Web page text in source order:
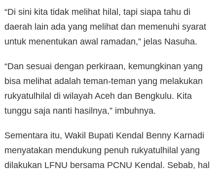
“Di sini kita tidak melihat hilal, tapi siapa tahu di
daerah lain ada yang melihat dan memenuhi syarat
untuk menentukan awal ramadan,” jelas Nasuha.
“Dan sesuai dengan perkiraan, kemungkinan yang
bisa melihat adalah teman-teman yang melakukan
rukyatulhilal di wilayah Aceh dan Bengkulu. Kita
tunggu saja nanti hasilnya,” imbuhnya.
Sementara itu, Wakil Bupati Kendal Benny Karnadi
menyatakan mendukung penuh rukyatulhilal yang
dilakukan LFNU bersama PCNU Kendal. Sebab, hal